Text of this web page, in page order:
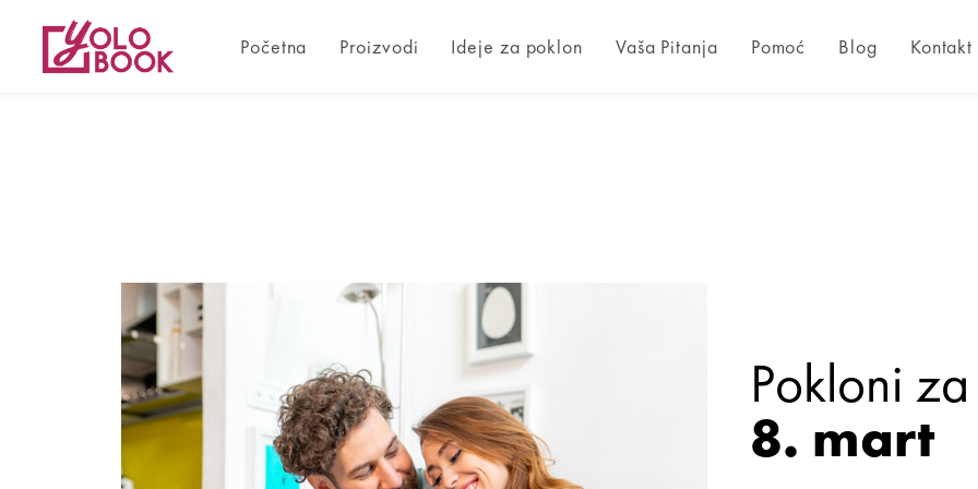
Početna Proizvodi Ideje za poklon Vaša Pitanja Pomoć Blog Kontakt
Pokloni za
8. mart